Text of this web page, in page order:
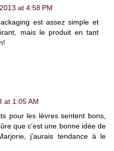
at 4:58 PM
est assez simple et
mais le produit en tant
at 1:05 AM
pour les lèvres sentent bons,
que c'est une bonne idée de
j'aurais tendance à le